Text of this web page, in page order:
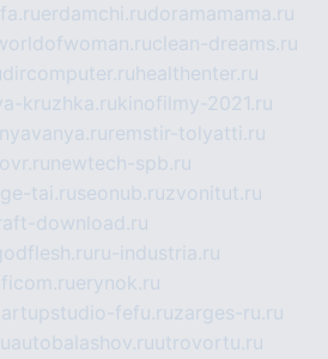
erdamchi.rudoramamama.ru
clean-dreams.ru
dircomputer.ru healthenter.ru
kruzhka.rukinofilmy-2021.ru
remstir-tolyatti.ru
newtech-spb.ru
tai.ruseonub.ruzvonitut.ru
download.ru
ru-industria.ru
erynok.ru
fefu.ruzarges-ru.ru
autobalashov.ruutrovortu.ru